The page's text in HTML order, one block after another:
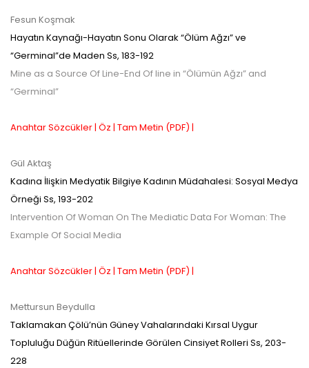
Fesun Koşmak
Hayatın Kaynağı-Hayatın Sonu Olarak “Ölüm Ağzı” ve
“Germinal”de Maden Ss, 183-192
Mine as a Source Of Line-End Of line in “Ölümün Ağzı” and
“Germinal”
Anahtar Sözcükler | Öz | Tam Metin (PDF) |
Gül Aktaş
Kadına İlişkin Medyatik Bilgiye Kadının Müdahalesi: Sosyal Medya
Örneği Ss, 193-202
Intervention Of Woman On The Mediatic Data For Woman: The
Example Of Social Media
Anahtar Sözcükler | Öz | Tam Metin (PDF) |
Mettursun Beydulla
Taklamakan Çölü’nün Güney Vahalarındaki Kırsal Uygur
Topluluğu Düğün Ritüellerinde Görülen Cinsiyet Rolleri Ss, 203-
228